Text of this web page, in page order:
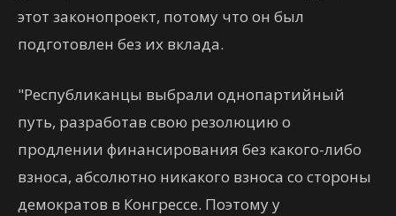
этот законопроект, потому что он был
подготовлен без их вклада.
"Республиканцы выбрали однопартийный
путь, разработав свою резолюцию о
продлении финансирования без какого-либо
взноса, абсолютно никакого взноса со стороны
демократов в Конгрессе. Поэтому у